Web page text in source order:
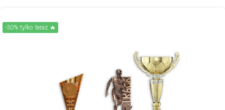
-30% tylko teraz 🔥